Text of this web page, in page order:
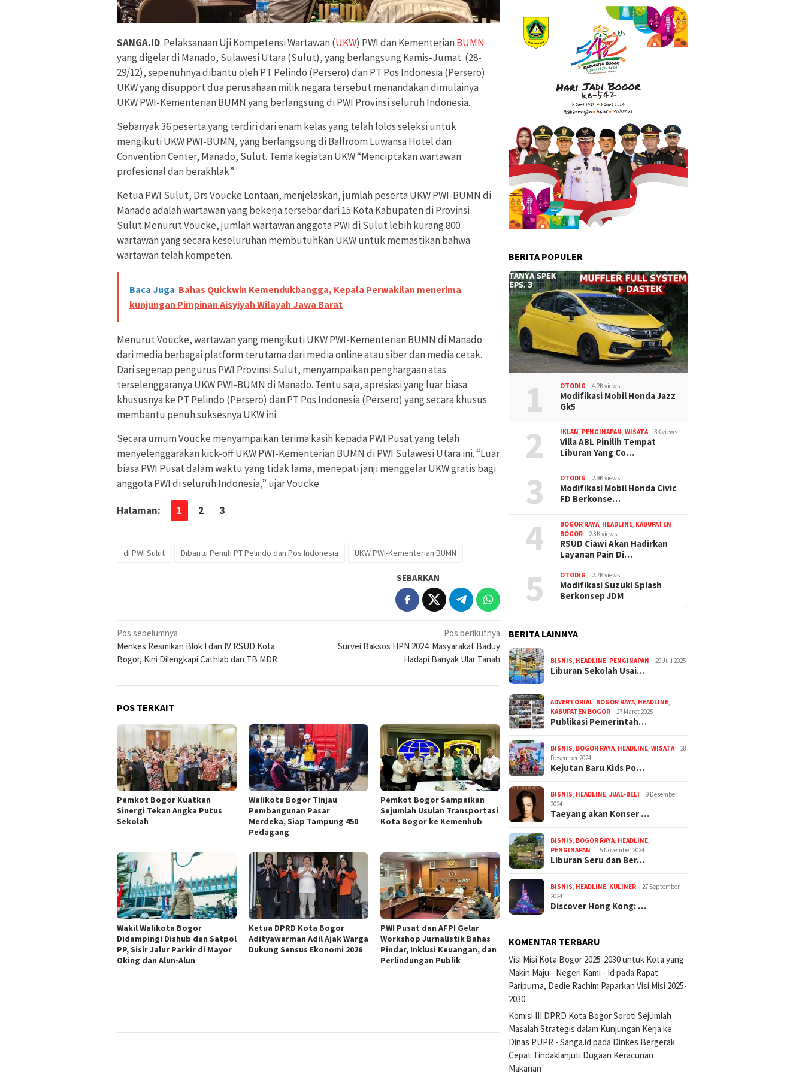
SANGA.ID. Pelaksanaan Uji Kompetensi Wartawan (UKW) PWI dan KementerianBUMN
yang digelar di Manado, Sulawesi Utara (Sulut), yang berlangsung Kamis-Jumat (28-
29/12), sepenuhnya dibantu oleh PT Pelindo (Persero) dan PT Pos Indonesia (Persero).
UKW yang disupport dua perusahaan milik negara tersebut menandakan dimulainya
UKW PWI-Kementerian BUMN yang berlangsung di PWI Provinsi seluruh Indonesia.
Sebanyak 36 peserta yang terdiri dari enam kelas yang telah lolos seleksi untuk
mengikuti UKW PWI-BUMN, yang berlangsung di Ballroom Luwansa Hotel dan
Convention Center, Manado, Sulut. Tema kegiatan UKW “Menciptakan wartawan
profesional dan berakhlak”.
Ketua PWI Sulut, Drs Voucke Lontaan, menjelaskan, jumlah peserta UKW PWI-BUMN di
Manado adalah wartawan yang bekerja tersebar dari 15 Kota Kabupaten di Provinsi
Sulut.Menurut Voucke, jumlah wartawan anggota PWI di Sulut lebih kurang 800
wartawan yang secara keseluruhan membutuhkan UKW untuk memastikan bahwa
wartawan telah kompeten.
Baca Juga Bahas Quickwin Kemendukbangga, Kepala Perwakilan menerima
kunjungan Pimpinan Aisyiyah Wilayah Jawa Barat
Menurut Voucke, wartawan yang mengikuti UKW PWI-Kementerian BUMN di Manado
dari media berbagai platform terutama dari media online atau siber dan media cetak.
Dari segenap pengurus PWI Provinsi Sulut, menyampaikan penghargaan atas
terselenggaranya UKW PWI-BUMN di Manado. Tentu saja, apresiasi yang luar biasa
khususnya ke PT Pelindo (Persero) dan PT Pos Indonesia (Persero) yang secara khusus
membantu penuh suksesnya UKW ini.
Secara umum Voucke menyampaikan terima kasih kepada PWI Pusat yang telah
menyelenggarakan kick-off UKW PWI-Kementerian BUMN di PWI Sulawesi Utara ini. “Luar
biasa PWI Pusat dalam waktu yang tidak lama, menepati janji menggelar UKW gratis bagi
anggota PWI di seluruh Indonesia,” ujar Voucke.
Halaman: 1 2 3
di PWI Sulut Dibantu Penuh PT Pelindo dan Pos Indonesia UKW PWI-Kementerian BUMN
SEBARKAN
Navigasi
pos
Pos sebelumnya
Menkes Resmikan Blok I dan IV RSUD Kota
Bogor, Kini Dilengkapi Cathlab dan TB MDR
Pos berikutnya
Survei Baksos HPN 2024: Masyarakat Baduy
Hadapi Banyak Ular Tanah
POS TERKAIT
Pemkot Bogor Kuatkan
Sinergi Tekan Angka Putus
Sekolah
Walikota Bogor Tinjau
Pembangunan Pasar
Merdeka, Siap Tampung 450
Pedagang
Pemkot Bogor Sampaikan
Sejumlah Usulan Transportasi
Kota Bogor ke Kemenhub
Wakil Walikota Bogor
Didampingi Dishub dan Satpol
PP, Sisir Jalur Parkir di Mayor
Oking dan Alun-Alun
Ketua DPRD Kota Bogor
Adityawarman Adil Ajak Warga
Dukung Sensus Ekonomi 2026
PWI Pusat dan AFPI Gelar
Workshop Jurnalistik Bahas
Pindar, Inklusi Keuangan, dan
Perlindungan Publik
BERITA POPULER
1 OTODIG 4.2K views
Modifikasi Mobil Honda Jazz
Gk5
2 IKLAN, PENGINAPAN,WISATA 3K views
Villa ABL Pinilih Tempat
Liburan Yang Co…
3 OTODIG 2.9K views
Modifikasi Mobil Honda Civic
FD Berkonse…
4 BOGOR RAYA, HEADLINE, KABUPATEN
BOGOR
2.8K views
RSUD Ciawi Akan Hadirkan
Layanan Pain Di…
5 OTODIG 2.7K views
Modifikasi Suzuki Splash
Berkonsep JDM
BERITA LAINNYA
BISNIS, HEADLINE, PENGINAPAN 29 Juli 2025
Liburan Sekolah Usai…
ADVERTORIAL, BOGOR RAYA, HEADLINE,
KABUPATEN BOGOR
27 Maret 2025
Publikasi Pemerintah…
BISNIS, BOGOR RAYA, HEADLINE,WISATA
28
Desember 2024
Kejutan Baru Kids Po…
BISNIS, HEADLINE,JUAL-BELI
9 Desember
2024
Taeyang akan Konser …
BISNIS, BOGOR RAYA, HEADLINE,
PENGINAPAN
15 November 2024
Liburan Seru dan Ber…
BISNIS, HEADLINE, KULINER
27 September
2024
Discover Hong Kong: …
KOMENTAR TERBARU
Visi Misi Kota Bogor 2025-2030 untuk Kota yang
Makin Maju - Negeri Kami - Id pada Rapat
Paripurna, Dedie Rachim Paparkan Visi Misi 2025-
2030
Komisi III DPRD Kota Bogor Soroti Sejumlah
Masalah Strategis dalam Kunjungan Kerja ke
Dinas PUPR - Sanga.id pada Dinkes Bergerak
Cepat Tindaklanjuti Dugaan Keracunan
Makanan